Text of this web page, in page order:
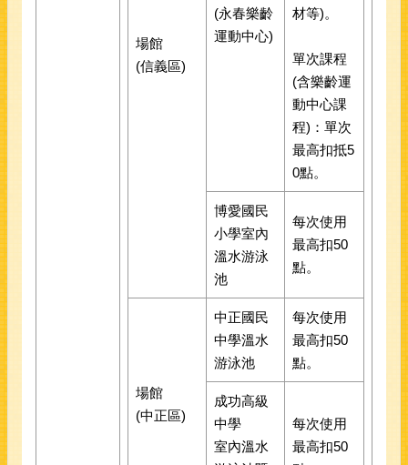
場館
(信義區)
(永春樂齡
運動中心)
材等)。
單次課程
(含樂齡運
動中心課
程)：單次
最高扣抵5
0點。
博愛國民
小學室內
溫水游泳
池
每次使用
最高扣50
點。
場館
(中正區)
中正國民
中學溫水
游泳池
每次使用
最高扣50
點。
成功高級
中學
室內溫水
每次使用
最高扣50